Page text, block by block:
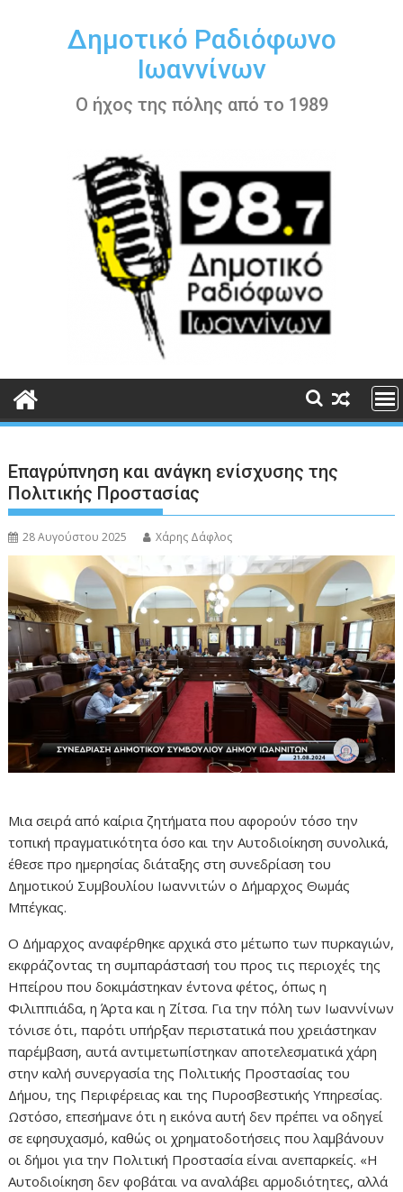
περιεχόμενοΔημοτικό Ραδιόφωνο
Ιωαννίνων
Ο ήχος της πόλης από το 1989
Επαγρύπνηση και ανάγκη ενίσχυσης της
Πολιτικής Προστασίας
28 Αυγούστου 2025 Χάρης Δάφλος
Μια σειρά από καίρια ζητήματα που αφορούν τόσο την
τοπική πραγματικότητα όσο και την Αυτοδιοίκηση συνολικά,
έθεσε προ ημερησίας διάταξης στη συνεδρίαση του
Δημοτικού Συμβουλίου Ιωαννιτών ο Δήμαρχος Θωμάς
Μπέγκας.
Ο Δήμαρχος αναφέρθηκε αρχικά στο μέτωπο των πυρκαγιών,
εκφράζοντας τη συμπαράστασή του προς τις περιοχές της
Ηπείρου που δοκιμάστηκαν έντονα φέτος, όπως η
Φιλιππιάδα, η Άρτα και η Ζίτσα. Για την πόλη των Ιωαννίνων
τόνισε ότι, παρότι υπήρξαν περιστατικά που χρειάστηκαν
παρέμβαση, αυτά αντιμετωπίστηκαν αποτελεσματικά χάρη
στην καλή συνεργασία της Πολιτικής Προστασίας του
Δήμου, της Περιφέρειας και της Πυροσβεστικής Υπηρεσίας.
Ωστόσο, επεσήμανε ότι η εικόνα αυτή δεν πρέπει να οδηγεί
σε εφησυχασμό, καθώς οι χρηματοδοτήσεις που λαμβάνουν
οι δήμοι για την Πολιτική Προστασία είναι ανεπαρκείς. «Η
Αυτοδιοίκηση δεν φοβάται να αναλάβει αρμοδιότητες, αλλά